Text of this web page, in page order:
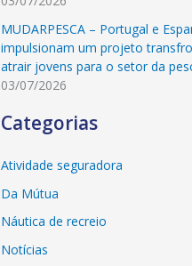
MUDARPESCA – Portugal e
impulsionam um projeto
atrair jovens para o setor da
03/07/2026
Categorias
Atividade seguradora
Da Mútua
Náutica de recreio
Notícias